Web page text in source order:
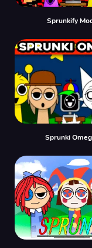
Sprunkify
Sprunki